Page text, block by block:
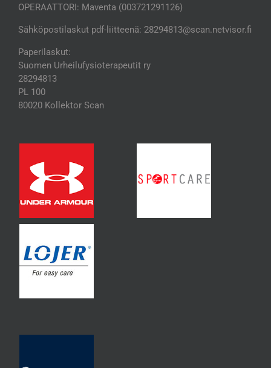
OPERAATTORI: Maventa (003721291126)
Sähköpostilaskut pdf-liitteenä: 28294813@scan.netvisor.fi
Paperilaskut:
Suomen Urheilufysioterapeutit ry
28294813
PL 100
80020 Kollektor Scan